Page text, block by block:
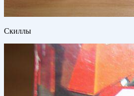
Скиллы